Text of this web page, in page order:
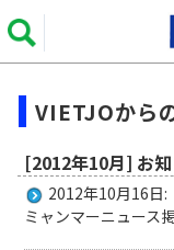
VIETJOから
[2012年10月] お
2012年10月16日:
ミャンマーニュース